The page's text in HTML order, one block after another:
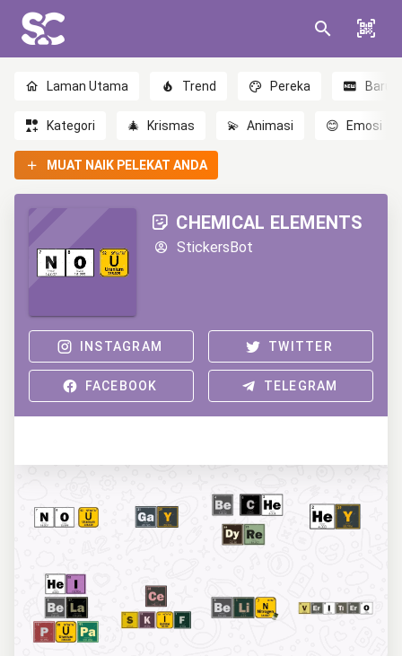
Laman Utama Trend Pereka Baru
Kategori 🎄 Krismas 💫 Animasi 😊 Emosi
MUAT NAIK PELEKAT ANDA
CHEMICAL ELEMENTS
StickersBot
INSTAGRAM TWITTER
FACEBOOK TELEGRAM